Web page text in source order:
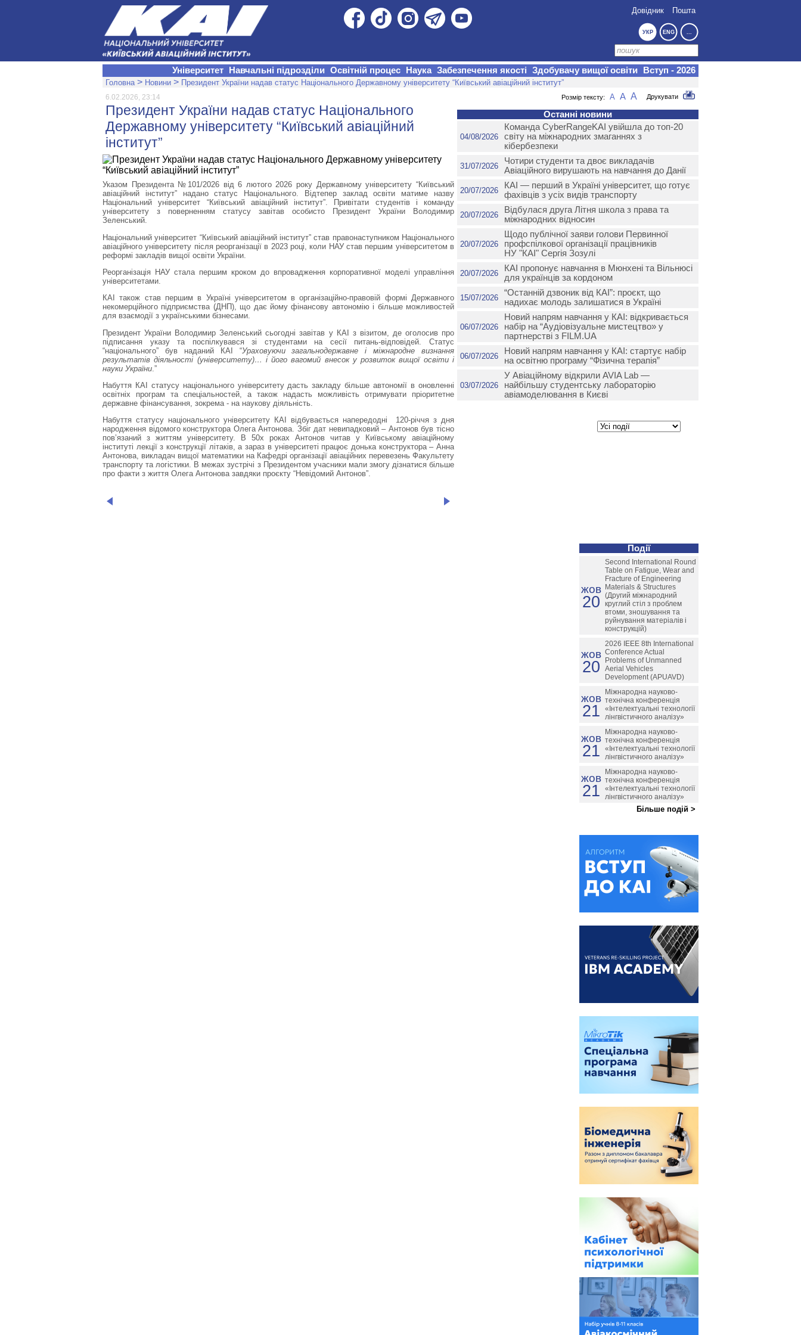
Довідник Пошта
УКР ENG ...
Університет Навчальні підрозділи Освітній процес Наука Забезпечення якості Здобувачу вищої освіти Вступ - 2026
Головна > Новини > Президент України надав статус Національного Державному університету “Київський авіаційний інститут”
6.02.2026, 23:14 Друкувати
Розмір тексту: A A A
Останні новини
04/08/2026
Команда CyberRangeKAI увійшла до топ-20
світу на міжнародних змаганнях з
кібербезпеки
31/07/2026
Чотири студенти та двоє викладачів
Авіаційного вирушають на навчання до Данії
20/07/2026
КАІ — перший в Україні університет, що готує
фахівців з усіх видів транспорту
20/07/2026
Відбулася друга Літня школа з права та
міжнародних відносин
20/07/2026
Щодо публічної заяви голови Первинної
профспілкової організації працівників
НУ "КАІ" Сергія Зозулі
20/07/2026
КАІ пропонує навчання в Мюнхені та Вільнюсі
для українців за кордоном
15/07/2026
“Останній дзвоник від КАІ”: проєкт, що
надихає молодь залишатися в Україні
06/07/2026
Новий напрям навчання у КАІ: відкривається
набір на “Аудіовізуальне мистецтво» у
партнерстві з FILM.UA
06/07/2026
Новий напрям навчання у КАІ: стартує набір
на освітню програму “Фізична терапія”
03/07/2026
У Авіаційному відкрили AVIA Lab —
найбільшу студентську лабораторію
авіамоделювання в Києві
Події
жов
20
Second International Round
Table on Fatigue, Wear and
Fracture of Engineering
Materials & Structures
(Другий міжнародний
круглий стіл з проблем
втоми, зношування та
руйнування матеріалів і
конструкцій)
жов
20
2026 IEEE 8th International
Conference Actual
Problems of Unmanned
Aerial Vehicles
Development (APUAVD)
жов
21
Міжнародна науково-
технічна конференція
«Інтелектуальні технології
лінгвістичного аналізу»
жов
21
Міжнародна науково-
технічна конференція
«Інтелектуальні технології
лінгвістичного аналізу»
жов
21
Міжнародна науково-
технічна конференція
«Інтелектуальні технології
лінгвістичного аналізу»
Більше подій >
Президент України надав статус Національного
Державному університету “Київський авіаційний
інститут”
Указом Президента №101/2026 від 6 лютого 2026 року Державному університету “Київський
авіаційний інститут” надано статус Національного. Відтепер заклад освіти матиме назву
Національний університет “Київський авіаційний інститут”. Привітати студентів і команду
університету з поверненням статусу завітав особисто Президент України Володимир
Зеленський.
Національний університет “Київський авіаційний інститут” став правонаступником Національного
авіаційного університету після реорганізації в 2023 році, коли НАУ став першим університетом в
реформі закладів вищої освіти України.
Реорганізація НАУ стала першим кроком до впровадження корпоративної моделі управління
університетами.
КАІ також став першим в Україні університетом в організаційно-правовій формі Державного
некомерційного підприємства (ДНП), що дає йому фінансову автономію і більше можливостей
для взаємодії з українськими бізнесами.
Президент України Володимир Зеленський сьогодні завітав у КАІ з візитом, де оголосив про
підписання указу та поспілкувався зі студентами на сесії питань-відповідей. Статус
“національного” був наданий КАІ “Ураховуючи загальнодержавне і міжнародне визнання
результатів діяльності (університету)… і його вагомий внесок у розвиток вищої освіти і
науки України .”
Набуття КАІ статусу національного університету дасть закладу більше автономії в оновленні
освітніх програм та спеціальностей, а також надасть можливість отримувати пріоритетне
державне фінансування, зокрема - на наукову діяльність.
Набуття статусу національного університету КАІ відбувається напередодні 120-річчя з дня
народження відомого конструктора Олега Антонова. Збіг дат невипадковий – Антонов був тісно
пов’язаний з життям університету. В 50х роках Антонов читав у Київському авіаційному
інституті лекції з конструкції літаків, а зараз в університеті працює донька конструктора – Анна
Антонова, викладач вищої математики на Кафедрі організації авіаційних перевезень Факультету
транспорту та логістики. В межах зустрічі з Президентом учасники мали змогу дізнатися більше
про факти з життя Олега Антонова завдяки проєкту “Невідомий Антонов”.